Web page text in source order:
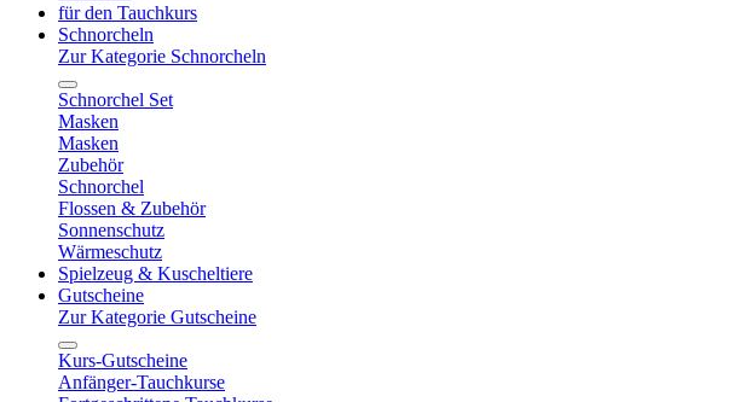
für den Tauchkurs
Schnorcheln
Zur Kategorie Schnorcheln
Schnorchel Set
Masken
Masken
Zubehör
Schnorchel
Flossen & Zubehör
Sonnenschutz
Wärmeschutz
Spielzeug & Kuscheltiere
Gutscheine
Zur Kategorie Gutscheine
Kurs-Gutscheine
Anfänger-Tauchkurse